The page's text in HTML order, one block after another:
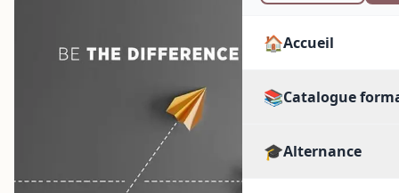
🏠Accueil
📚Catalogue
🔍Toutes les
🎓Alternance